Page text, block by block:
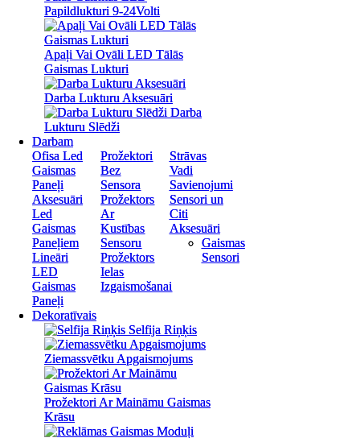
Papildlukturi 9-24Volti
Apaļi Vai Ovāli LED Tālās
Gaismas Lukturi
Darba Lukturu Aksesuāri
Darba
Lukturu Slēdži
Darbam
Ofisa Led
Gaismas
Paneļi
Aksesuāri
Led
Gaismas
Paneļiem
Lineāri
LED
Gaismas
Paneļi
Prožektori
Bez
Sensora
Prožektors
Ar
Kustības
Sensoru
Prožektors
Ielas
Izgaismošanai
Strāvas
Vadi
Savienojumi
Sensori un
Citi
Aksesuāri
Gaismas
Sensori
Dekoratīvais
Selfija Riņķis
Ziemassvētku Apgaismojums
Prožektori Ar Maināmu Gaismas
Krāsu
Papildlukturi 9-24Volti
Apaļi Vai Ovāli LED Tālās
Gaismas Lukturi
Darba Lukturu Aksesuāri
Darba
Lukturu Slēdži
Darbam
Ofisa Led
Gaismas
Paneļi
Aksesuāri
Led
Gaismas
Paneļiem
Lineāri
LED
Gaismas
Paneļi
Prožektori
Bez
Sensora
Prožektors
Ar
Kustības
Sensoru
Prožektors
Ielas
Izgaismošanai
Strāvas
Vadi
Savienojumi
Sensori un
Citi
Aksesuāri
Gaismas
Sensori
Dekoratīvais
Selfija Riņķis
Ziemassvētku Apgaismojums
Prožektori Ar Maināmu Gaismas
Krāsu